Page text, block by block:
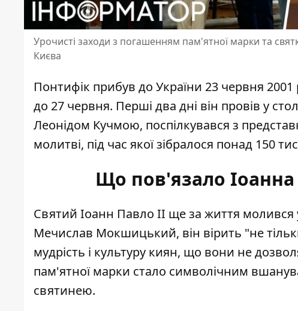
Урочисті заходи з погашенням пам'ятної марки та
Києва
Понтифік прибув до України 23 червня 2001
до 27 червня. Перші два дні він провів у
Леонідом Кучмою, поспілкувався з
молитві, під час якої зібралося понад 150
Що пов'язало
Святий Іоанн Павло ІІ ще за життя молився
Мечислав Мокшицький, він вірить "не
мудрість і культуру киян, що вони не
пам'ятної марки стало символічним
святинею.